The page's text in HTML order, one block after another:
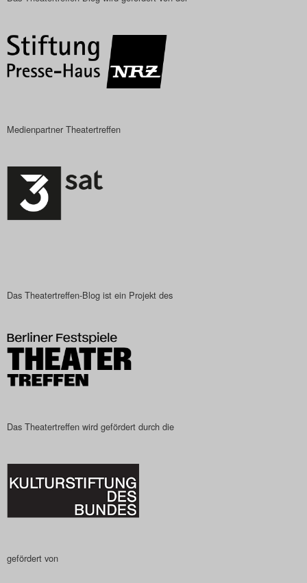
2023
Das Theatertreffen-Blog
Das Theatertreffen-Blog
Das Theatertreffen-Blog
Nutzungsbedingungen
Search
Medienpartner Theatertreffen
Das Theatertreffen-Blog ist ein Projekt des
Das Theatertreffen wird gefördert durch die
gefördert von